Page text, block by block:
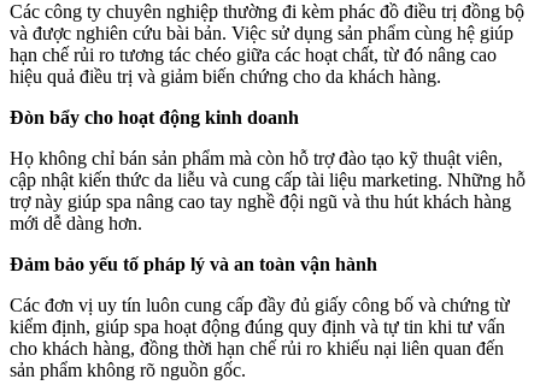
Các công ty chuyên nghiệp thường đi kèm phác đồ điều trị đồng bộ
và được nghiên cứu bài bản. Việc sử dụng sản phẩm cùng hệ giúp
hạn chế rủi ro tương tác chéo giữa các hoạt chất, từ đó nâng cao
hiệu quả điều trị và giảm biến chứng cho da khách hàng.
Đòn bẩy cho hoạt động kinh doanh
Họ không chỉ bán sản phẩm mà còn hỗ trợ đào tạo kỹ thuật viên,
cập nhật kiến thức da liễu và cung cấp tài liệu marketing. Những hỗ
trợ này giúp spa nâng cao tay nghề đội ngũ và thu hút khách hàng
mới dễ dàng hơn.
Đảm bảo yếu tố pháp lý và an toàn vận hành
Các đơn vị uy tín luôn cung cấp đầy đủ giấy công bố và chứng từ
kiểm định, giúp spa hoạt động đúng quy định và tự tin khi tư vấn
cho khách hàng, đồng thời hạn chế rủi ro khiếu nại liên quan đến
sản phẩm không rõ nguồn gốc.